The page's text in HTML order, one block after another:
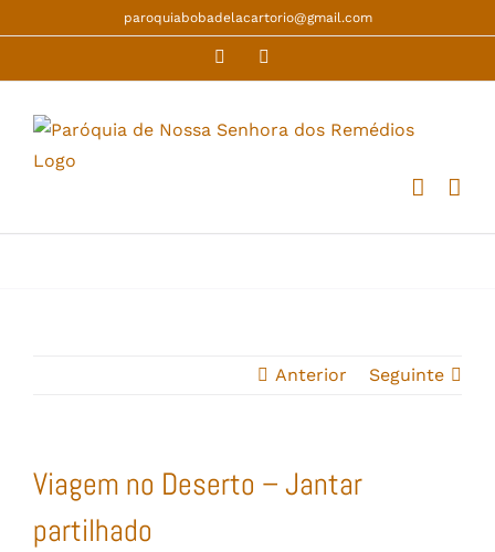
content
paroquiabobadelacartorio@gmail.com
Facebook
Anterior Seguinte
Viagem no Deserto – Jantar
partilhado